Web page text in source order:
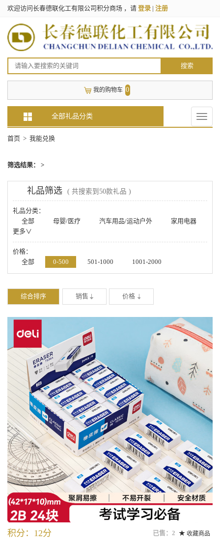
欢迎访问长春德联化工有限公司积分商场 ，请 登录 | 注册
搜索
我的购物车 0
全部礼品分类
Toggle
首页 > 我能兑换
筛选结果： >
礼品筛选 ( 共搜索到50款礼品 )
礼品分类：
全部
母婴/医疗 汽车用品/运动户外
家用电器
数码/手机
更多∨
价格：
全部
0-500 501-1000
1001-2000
2001-4000
4001-20000 -
综合排序 销售 价格
已售：2 收藏商品
积分：12分